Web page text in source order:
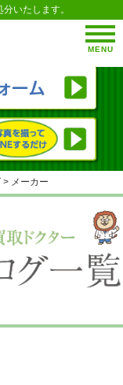
MENU
いたします。
> メーカー